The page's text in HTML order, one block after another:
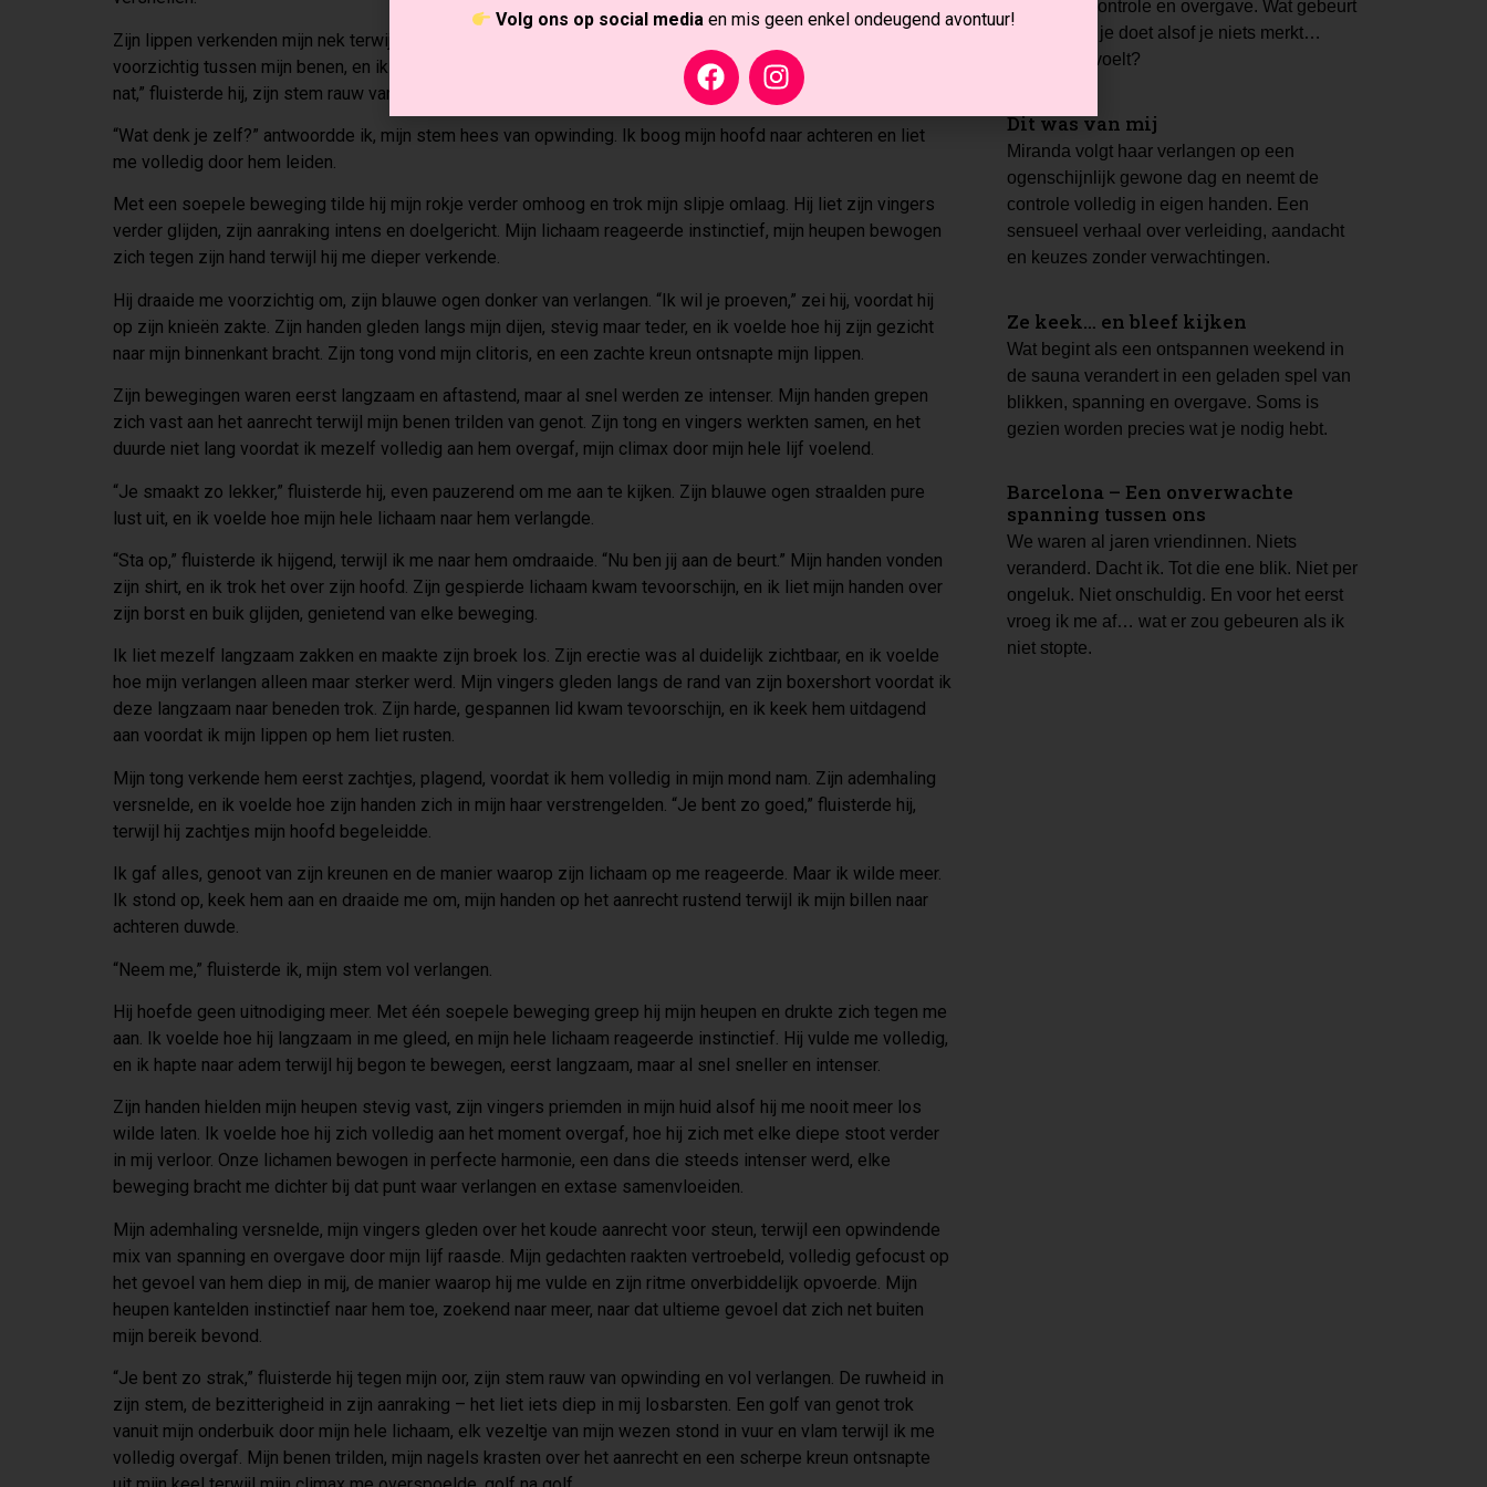
Zijn lippen verkenden mijn nek terwijl zijn handen hun weg naar mijn voorkant vonden. Eén hand gleed
voorzichtig tussen mijn benen, en ik voelde hoe zijn vingers mijn gevoelige plek verkenden. “Je bent al zo
nat,” fluisterde hij, zijn stem rauw van verlangen.
“Wat denk je zelf?” antwoordde ik, mijn stem hees van opwinding. Ik boog mijn hoofd naar achteren en liet
me volledig door hem leiden.
Met een soepele beweging tilde hij mijn rokje verder omhoog en trok mijn slipje omlaag. Hij liet zijn vingers
verder glijden, zijn aanraking intens en doelgericht. Mijn lichaam reageerde instinctief, mijn heupen bewogen
zich tegen zijn hand terwijl hij me dieper verkende.
Hij draaide me voorzichtig om, zijn blauwe ogen donker van verlangen. “Ik wil je proeven,” zei hij, voordat hij
op zijn knieën zakte. Zijn handen gleden langs mijn dijen, stevig maar teder, en ik voelde hoe hij zijn gezicht
naar mijn binnenkant bracht. Zijn tong vond mijn clitoris, en een zachte kreun ontsnapte mijn lippen.
Zijn bewegingen waren eerst langzaam en aftastend, maar al snel werden ze intenser. Mijn handen grepen
zich vast aan het aanrecht terwijl mijn benen trilden van genot. Zijn tong en vingers werkten samen, en het
duurde niet lang voordat ik mezelf volledig aan hem overgaf, mijn climax door mijn hele lijf voelend.
“Je smaakt zo lekker,” fluisterde hij, even pauzerend om me aan te kijken. Zijn blauwe ogen straalden pure
lust uit, en ik voelde hoe mijn hele lichaam naar hem verlangde.
“Sta op,” fluisterde ik hijgend, terwijl ik me naar hem omdraaide. “Nu ben jij aan de beurt.” Mijn handen vonden
zijn shirt, en ik trok het over zijn hoofd. Zijn gespierde lichaam kwam tevoorschijn, en ik liet mijn handen over
zijn borst en buik glijden, genietend van elke beweging.
Ik liet mezelf langzaam zakken en maakte zijn broek los. Zijn erectie was al duidelijk zichtbaar, en ik voelde
hoe mijn verlangen alleen maar sterker werd. Mijn vingers gleden langs de rand van zijn boxershort voordat ik
deze langzaam naar beneden trok. Zijn harde, gespannen lid kwam tevoorschijn, en ik keek hem uitdagend
aan voordat ik mijn lippen op hem liet rusten.
Mijn tong verkende hem eerst zachtjes, plagend, voordat ik hem volledig in mijn mond nam. Zijn ademhaling
versnelde, en ik voelde hoe zijn handen zich in mijn haar verstrengelden. “Je bent zo goed,” fluisterde hij,
terwijl hij zachtjes mijn hoofd begeleidde.
Ik gaf alles, genoot van zijn kreunen en de manier waarop zijn lichaam op me reageerde. Maar ik wilde meer.
Ik stond op, keek hem aan en draaide me om, mijn handen op het aanrecht rustend terwijl ik mijn billen naar
achteren duwde.
“Neem me,” fluisterde ik, mijn stem vol verlangen.
Hij hoefde geen uitnodiging meer. Met één soepele beweging greep hij mijn heupen en drukte zich tegen me
aan. Ik voelde hoe hij langzaam in me gleed, en mijn hele lichaam reageerde instinctief. Hij vulde me volledig,
en ik hapte naar adem terwijl hij begon te bewegen, eerst langzaam, maar al snel sneller en intenser.
Zijn handen hielden mijn heupen stevig vast, zijn vingers priemden in mijn huid alsof hij me nooit meer los
wilde laten. Ik voelde hoe hij zich volledig aan het moment overgaf, hoe hij zich met elke diepe stoot verder
in mij verloor. Onze lichamen bewogen in perfecte harmonie, een dans die steeds intenser werd, elke
beweging bracht me dichter bij dat punt waar verlangen en extase samenvloeiden.
Mijn ademhaling versnelde, mijn vingers gleden over het koude aanrecht voor steun, terwijl een opwindende
mix van spanning en overgave door mijn lijf raasde. Mijn gedachten raakten vertroebeld, volledig gefocust op
het gevoel van hem diep in mij, de manier waarop hij me vulde en zijn ritme onverbiddelijk opvoerde. Mijn
heupen kantelden instinctief naar hem toe, zoekend naar meer, naar dat ultieme gevoel dat zich net buiten
mijn bereik bevond.
“Je bent zo strak,” fluisterde hij tegen mijn oor, zijn stem rauw van opwinding en vol verlangen. De ruwheid in
zijn stem, de bezitterigheid in zijn aanraking – het liet iets diep in mij losbarsten. Een golf van genot trok
vanuit mijn onderbuik door mijn hele lichaam, elk vezeltje van mijn wezen stond in vuur en vlam terwijl ik me
volledig overgaf. Mijn benen trilden, mijn nagels krasten over het aanrecht en een scherpe kreun ontsnapte
spanning, controle en overgave. Wat gebeurt
er wanneer je doet alsof je niets merkt…
maar alles voelt?
Dit was van mij
Miranda volgt haar verlangen op een
ogenschijnlijk gewone dag en neemt de
controle volledig in eigen handen. Een
sensueel verhaal over verleiding, aandacht
en keuzes zonder verwachtingen.
Ze keek… en bleef kijken
Wat begint als een ontspannen weekend in
de sauna verandert in een geladen spel van
blikken, spanning en overgave. Soms is
gezien worden precies wat je nodig hebt.
Barcelona – Een onverwachte
spanning tussen ons
We waren al jaren vriendinnen. Niets
veranderd. Dacht ik. Tot die ene blik. Niet per
ongeluk. Niet onschuldig. En voor het eerst
vroeg ik me af… wat er zou gebeuren als ik
niet stopte.
Volg ons op social media en mis geen enkel ondeugend avontuur!